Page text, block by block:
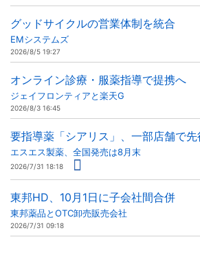
グッドサイクルの営業体制を統合
EMシステムズ
2026/8/5 19:27
オンライン診療・服薬指導で提携へ
ジェイフロンティアと楽天G
2026/8/3 16:45
要指導薬「シアリス」、一部店舗で先
エスエス製薬、全国発売は8月末
2026/7/31 18:18
東邦HD、10月1日に子会社間合併
東邦薬品とOTC卸売販売会社
2026/7/31 09:18